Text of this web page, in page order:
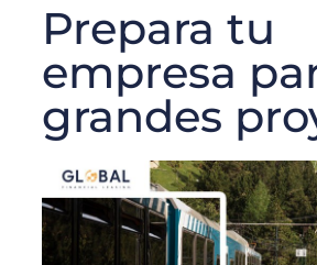
Prepara tu
empresa
grandes